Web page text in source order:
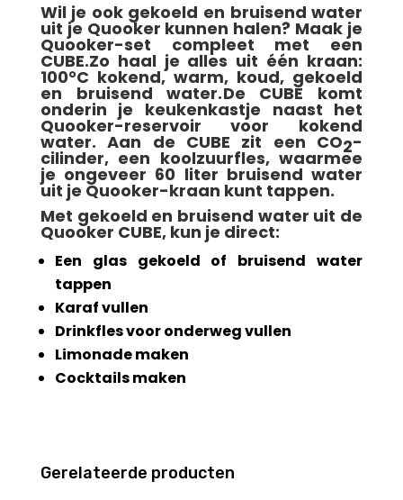
Wil je ook gekoeld en bruisend water
uit je Quooker kunnen halen? Maak je
Quooker-set compleet met een
CUBE.Zo haal je alles uit één kraan:
100°C kokend, warm, koud, gekoeld
en bruisend water.De CUBE komt
onderin je keukenkastje naast het
Quooker-reservoir voor kokend
water. Aan de CUBE zit een CO2-
cilinder, een koolzuurfles, waarmee
je ongeveer 60 liter bruisend water
uit je Quooker-kraan kunt tappen.
Met gekoeld en bruisend water uit de
Quooker CUBE, kun je direct:
Een glas gekoeld of bruisend water
tappen
Karaf vullen
Drinkfles voor onderweg vullen
Limonade maken
Cocktails maken
Gerelateerde producten